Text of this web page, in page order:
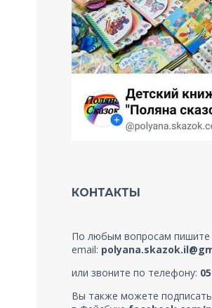
КОНТАКТЫ
По любым вопросам пишите
email:
или звоните по телефону:
Вы также можете